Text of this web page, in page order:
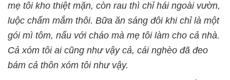
mẹ tôi kho thiệt mặn, còn rau thì chỉ hái ngoài vườn,
luộc chấm mắm thôi. Bữa ăn sáng đôi khi chỉ là một
gói mì tôm, nấu với cháo mà mẹ tôi làm cho cả nhà.
Cả xóm tôi ai cũng như vậy cả, cái nghèo đã đeo
bám cả thôn xóm tôi như vậy.